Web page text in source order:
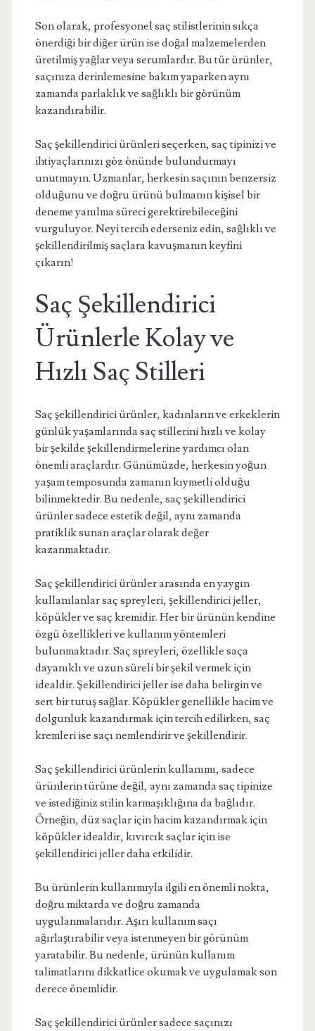
Son olarak, profesyonel saç stilistlerinin sıkça
önerdiği bir diğer ürün ise doğal malzemelerden
üretilmiş yağlar veya serumlardır. Bu tür ürünler,
saçınıza derinlemesine bakım yaparken aynı
zamanda parlaklık ve sağlıklı bir görünüm
kazandırabilir.
Saç şekillendirici ürünleri seçerken, saç tipinizi ve
ihtiyaçlarınızı göz önünde bulundurmayı
unutmayın. Uzmanlar, herkesin saçının benzersiz
olduğunu ve doğru ürünü bulmanın kişisel bir
deneme yanılma süreci gerektirebileceğini
vurguluyor. Neyi tercih ederseniz edin, sağlıklı ve
şekillendirilmiş saçlara kavuşmanın keyfini
çıkarın!
Saç Şekillendirici
Ürünlerle Kolay ve
Hızlı Saç Stilleri
Saç şekillendirici ürünler, kadınların ve erkeklerin
günlük yaşamlarında saç stillerini hızlı ve kolay
bir şekilde şekillendirmelerine yardımcı olan
önemli araçlardır. Günümüzde, herkesin yoğun
yaşam temposunda zamanın kıymetli olduğu
bilinmektedir. Bu nedenle, saç şekillendirici
ürünler sadece estetik değil, aynı zamanda
pratiklik sunan araçlar olarak değer
kazanmaktadır.
Saç şekillendirici ürünler arasında en yaygın
kullanılanlar saç spreyleri, şekillendirici jeller,
köpükler ve saç kremidir. Her bir ürünün kendine
özgü özellikleri ve kullanım yöntemleri
bulunmaktadır. Saç spreyleri, özellikle saça
dayanıklı ve uzun süreli bir şekil vermek için
idealdir. Şekillendirici jeller ise daha belirgin ve
sert bir tutuş sağlar. Köpükler genellikle hacim ve
dolgunluk kazandırmak için tercih edilirken, saç
kremleri ise saçı nemlendirir ve şekillendirir.
Saç şekillendirici ürünlerin kullanımı, sadece
ürünlerin türüne değil, aynı zamanda saç tipinize
ve istediğiniz stilin karmaşıklığına da bağlıdır.
Örneğin, düz saçlar için hacim kazandırmak için
köpükler idealdir, kıvırcık saçlar için ise
şekillendirici jeller daha etkilidir.
Bu ürünlerin kullanımıyla ilgili en önemli nokta,
doğru miktarda ve doğru zamanda
uygulanmalarıdır. Aşırı kullanım saçı
ağırlaştırabilir veya istenmeyen bir görünüm
yaratabilir. Bu nedenle, ürünün kullanım
talimatlarını dikkatlice okumak ve uygulamak son
derece önemlidir.
Saç şekillendirici ürünler sadece saçınızı